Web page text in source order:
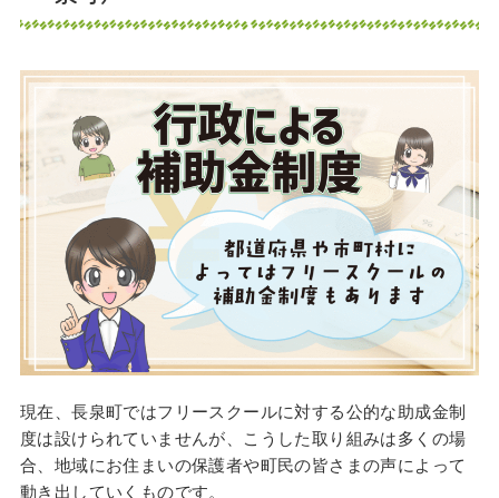
現在、長泉町ではフリースクールに対する公的な助成金制
度は設けられていませんが、こうした取り組みは多くの場
合、地域にお住まいの保護者や町民の皆さまの声によって
動き出していくものです。